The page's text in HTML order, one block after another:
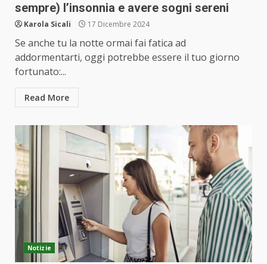
sempre) l’insonnia e avere sogni sereni
Karola Sicali 17 Dicembre 2024
Se anche tu la notte ormai fai fatica ad
addormentarti, oggi potrebbe essere il tuo giorno
fortunato:...
Read More
Notizie